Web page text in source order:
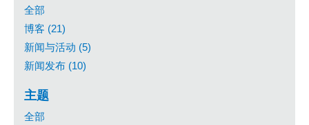
全部
博客 (21)
新闻与活动 (5)
新闻发布 (10)
主题
全部